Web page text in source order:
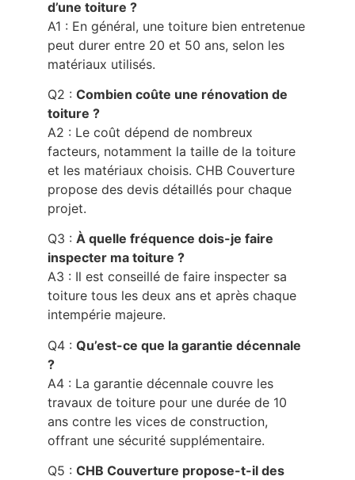
d’une toiture ?
A1 : En général, une toiture bien entretenue
peut durer entre 20 et 50 ans, selon les
matériaux utilisés.
Q2 : Combien coûte une rénovation de
toiture ?
A2 : Le coût dépend de nombreux
facteurs, notamment la taille de la toiture
et les matériaux choisis. CHB Couverture
propose des devis détaillés pour chaque
projet.
Q3 : À quelle fréquence dois-je faire
inspecter ma toiture ?
A3 : Il est conseillé de faire inspecter sa
toiture tous les deux ans et après chaque
intempérie majeure.
Q4 : Qu’est-ce que la garantie décennale
?
A4 : La garantie décennale couvre les
travaux de toiture pour une durée de 10
ans contre les vices de construction,
offrant une sécurité supplémentaire.
Q5 : CHB Couverture propose-t-il des